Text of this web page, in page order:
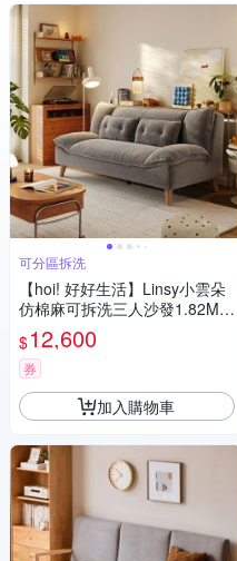
可分區拆洗
【hoi! 好好生活】Linsy小雲朵
仿棉麻可拆洗三人沙發1.82M
黎明灰 BS124
$12,600
券
加入購物車